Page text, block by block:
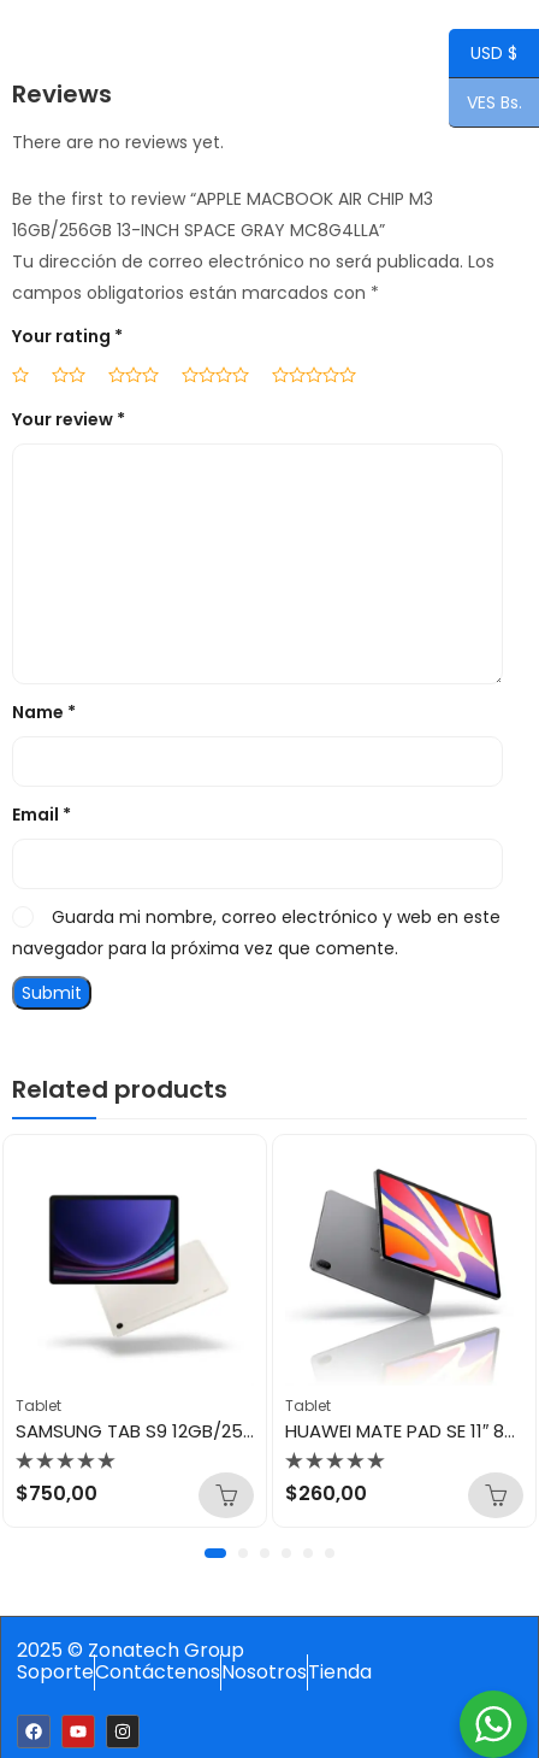
Reviews
There are no reviews yet.
Be the first to review “APPLE MACBOOK AIR CHIP M3
16GB/256GB 13-INCH SPACE GRAY MC8G4LLA”
Tu dirección de correo electrónico no será publicada. Los
campos obligatorios están marcados con *
Your rating *
Your review *
Name *
Email *
Guarda mi nombre, correo electrónico y web en este
navegador para la próxima vez que comente.
Related products
Tablet
SAMSUNG TAB S9 12GB/256GB BEIGE
Valorado
con
$750,00
Tablet
HUAWEI MATE PAD SE 11″ 8GB/128GB GRIS NEBULA WITH PENCIL
Valorado
con
$260,00
2025 © Zonatech Group
SoporteContáctenosNosotrosTienda
USD $
VES Bs.